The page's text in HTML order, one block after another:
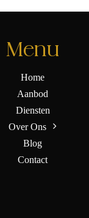
Menu
Home
Aanbod
Diensten
Over Ons
Blog
Contact